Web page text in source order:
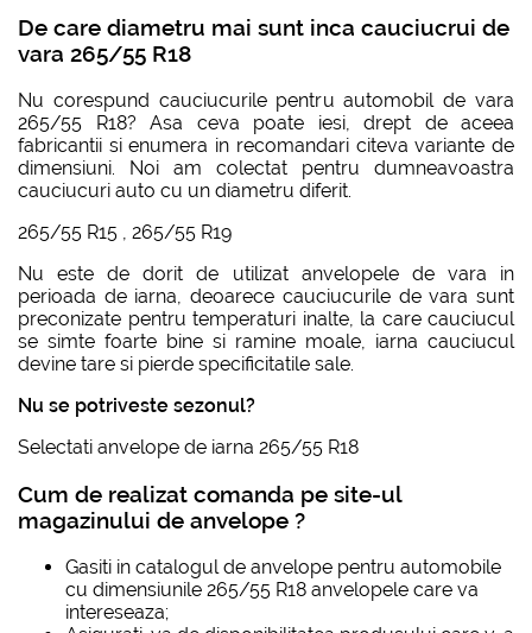
De care diametru mai sunt inca cauciucrui de
vara 265/55 R18
Nu corespund cauciucurile pentru automobil de vara
265/55 R18? Asa ceva poate iesi, drept de aceea
fabricantii si enumera in recomandari citeva variante de
dimensiuni. Noi am colectat pentru dumneavoastra
cauciucuri auto cu un diametru diferit.
265/55 R15 , 265/55 R19
Nu este de dorit de utilizat anvelopele de vara in
perioada de iarna, deoarece cauciucurile de vara sunt
preconizate pentru temperaturi inalte, la care cauciucul
se simte foarte bine si ramine moale, iarna cauciucul
devine tare si pierde specificitatile sale.
Nu se potriveste sezonul?
Selectati anvelope de iarna 265/55 R18
Cum de realizat comanda pe site-ul
magazinului de anvelope ?
Gasiti in catalogul de anvelope pentru automobile
cu dimensiunile 265/55 R18 anvelopele care va
intereseaza;